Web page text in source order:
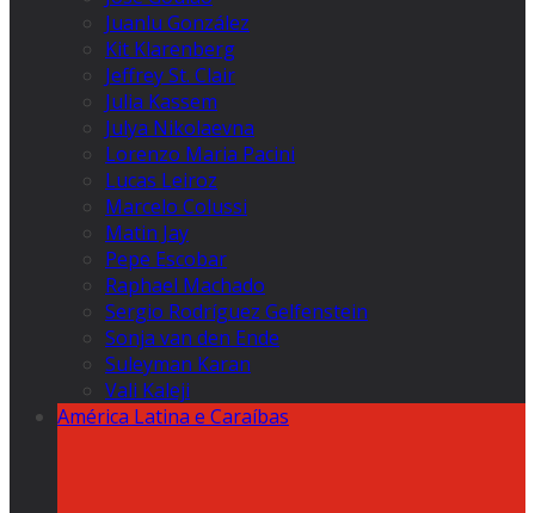
Juanlu González
Kit Klarenberg
Jeffrey St. Clair
Julia Kassem
Julya Nikolaevna
Lorenzo Maria Pacini
Lucas Leiroz
Marcelo Colussi
Matin Jay
Pepe Escobar
Raphael Machado
Sergio Rodríguez Gelfenstein
Sonja van den Ende
Suleyman Karan
Vali Kaleji
América Latina e Caraíbas